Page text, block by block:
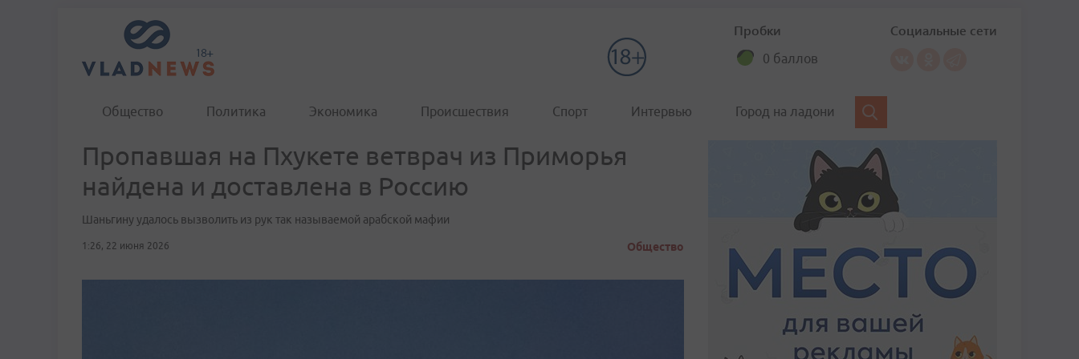
Пробки
0 баллов
Социальные сети
Общество Политика Экономика Происшествия Спорт Интервью Город на ладони
Пропавшая на Пхукете ветврач из Приморья
найдена и доставлена в Россию
Шаньгину удалось вызволить из рук так называемой арабской мафии
1:26, 22 июня 2026 Общество